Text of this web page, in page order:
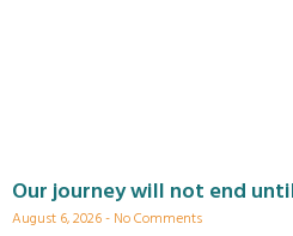
Our journey will not end
August 6, 2026 No Comments